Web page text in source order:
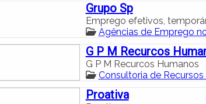
Grupo Sp
Emprego efetivos,
Agências de Emprego
G P M Recurcos
G P M Recurcos Humanos
Consultoria de
Proativa